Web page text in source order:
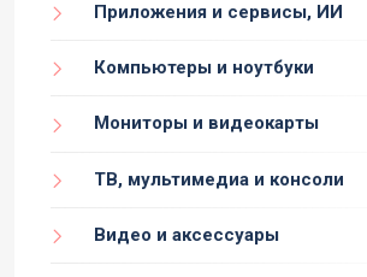
Приложения и сервисы, ИИ
Компьютеры и ноутбуки
Мониторы и видеокарты
ТВ, мультимедиа и консоли
Видео и аксессуары